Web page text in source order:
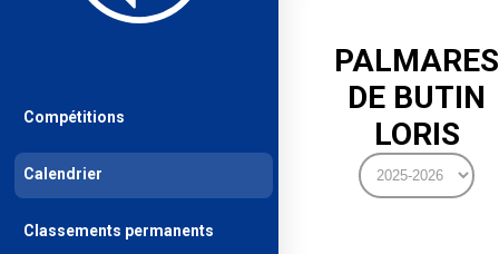
PALMARES
DE BUTIN
LORIS
Compétitions
Calendrier
Classements permanents